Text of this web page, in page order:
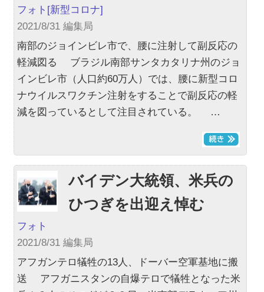
フォト [新型コロナ]
2021/8/31 編集局
南部のジョインビレ市で、腰に注射して副反応の
軽減図る ブラジル南部サンタカタリナ州のジョ
インビレ市（人口約60万人）では、腰に新型コロ
ナウイルスワクチン注射をすることで副反応の軽
減を図っているとして注目されている。 …
バイデン大統領、米兵の
ひつぎを出迎え悼む
フォト
2021/8/31 編集局
アフガンテロ犠牲の13人、ドーバー空軍基地に搬
送 アフガニスタンの自爆テロで犠牲となった米